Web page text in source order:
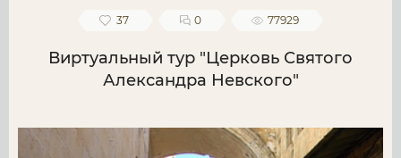
37 0 77929
Виртуальный тур "Церковь Святого
Александра Невского"